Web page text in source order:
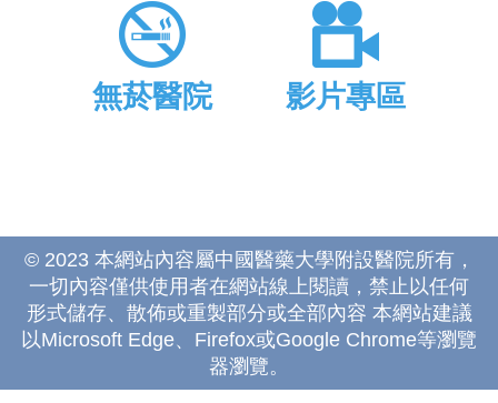
無菸醫院 影片專區
© 2023 本網站內容屬中國醫藥大學附設醫院所有，
一切內容僅供使用者在網站線上閱讀，禁止以任何
形式儲存、散佈或重製部分或全部內容 本網站建議
以Microsoft Edge、Firefox或Google Chrome等瀏覽
器瀏覽。